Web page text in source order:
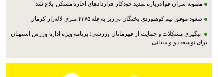
مصوبه سران قوا درباره تمدید خودکار قراردادهای اجاره مسکن ابلاغ شد
صعود موفق تیم کوهنوردی بختگان نی‌ریز به قله ۴۳۷۵ متری لاله‌زار کرمان
پیگیری مشکلات و حمایت از قهرمانان ورزشی؛ برنامه ویژه اداره ورزش استهبان
برای توسعه دو و میدانی